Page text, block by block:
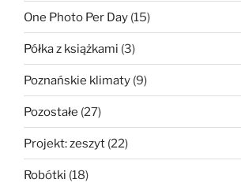
One Photo Per Day (15)
Półka z książkami (3)
Poznańskie klimaty (9)
Pozostałe (27)
Projekt: zeszyt (22)
Robótki (18)